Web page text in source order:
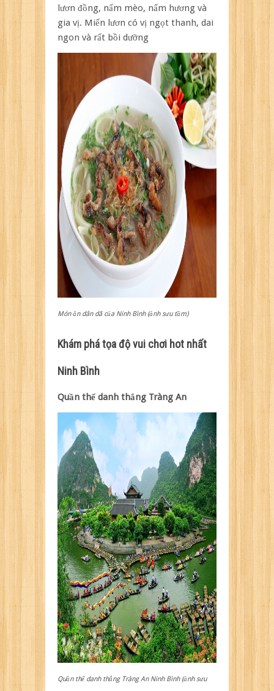
lươn đồng, nấm mèo, nấm hương và
gia vị. Miến lươn có vị ngọt thanh, dai
ngon và rất bồi dưỡng
Món ăn dân dã của Ninh Bình (ảnh sưu tầm)
Khám phá tọa độ vui chơi hot nhất
Ninh Bình
Quần thể danh thắng Tràng An
Quần thể danh thắng Tràng An Ninh Bình (ảnh sưu